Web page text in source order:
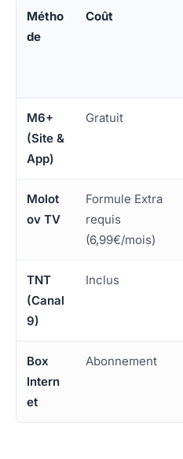
Métho
de
Coût
M6+
(Site &
App)
Gratuit
Molot
ov TV
Formule Extra
requis
(6,99€/mois)
TNT
(Canal
9)
Inclus
Box
Intern
et
Abonnement